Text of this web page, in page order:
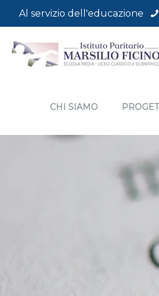
Al servizio dell'educazione
CHI SIAMO